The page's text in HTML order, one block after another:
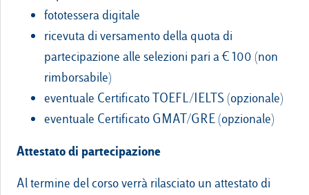
fototessera digitale
ricevuta di versamento della quota di
partecipazione alle selezioni pari a € 100 (non
rimborsabile)
eventuale Certificato TOEFL/IELTS (opzionale)
eventuale Certificato GMAT/GRE (opzionale)
Attestato di partecipazione
Al termine del corso verrà rilasciato un attestato di